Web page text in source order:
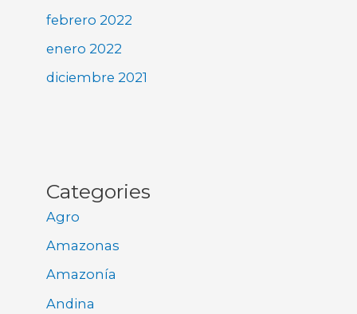
febrero 2022
enero 2022
diciembre 2021
Categories
Agro
Amazonas
Amazonía
Andina